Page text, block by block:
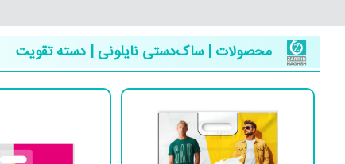
محصولات | ساک‌دستی نایلونی | دسته تقویت